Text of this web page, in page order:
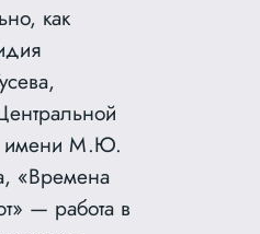
как
имени М.Ю.
«Времена
— работа в